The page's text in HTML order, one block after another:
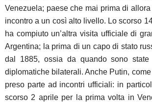
Venezuela; paese che mai prima di
incontro a un così alto livello. Lo scorso
ha compiuto un’altra visita ufficiale di
Argentina; la prima di un capo di stato
dal 1885, ossia da quando sono state
diplomatiche bilaterali. Anche Putin,
preso parte ad incontri ufficiali: in
scorso 2 aprile per la prima volta in